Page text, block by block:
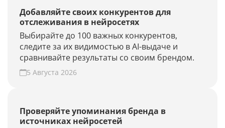
Добавляйте своих конкурентов для
отслеживания в нейросетях
Выбирайте до 100 важных конкурентов,
следите за их видимостью в AI-выдаче и
сравнивайте результаты со своим брендом.
5 Августа 2026
Проверяйте упоминания бренда в
источниках нейросетей